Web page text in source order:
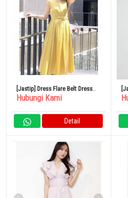
[Jastip] Dress Flare Belt Dress
Kuning Mercury Duo
Hubungi Kami
Detail